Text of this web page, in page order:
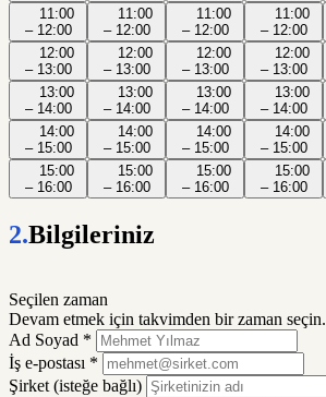
11:00
– 12:00
12:00
– 13:00
13:00
– 14:00
14:00
– 15:00
15:00
– 16:00
11:00
– 12:00
12:00
– 13:00
13:00
– 14:00
14:00
– 15:00
15:00
– 16:00
11:00
– 12:00
12:00
– 13:00
13:00
– 14:00
14:00
– 15:00
15:00
– 16:00
11:00
– 12:00
12:00
– 13:00
13:00
– 14:00
14:00
– 15:00
15:00
– 16:00
2.Bilgileriniz
Seçilen zaman
Devam etmek için takvimden bir zaman seçin.
Ad Soyad *
İş e-postası *
Şirket(isteğe bağlı)